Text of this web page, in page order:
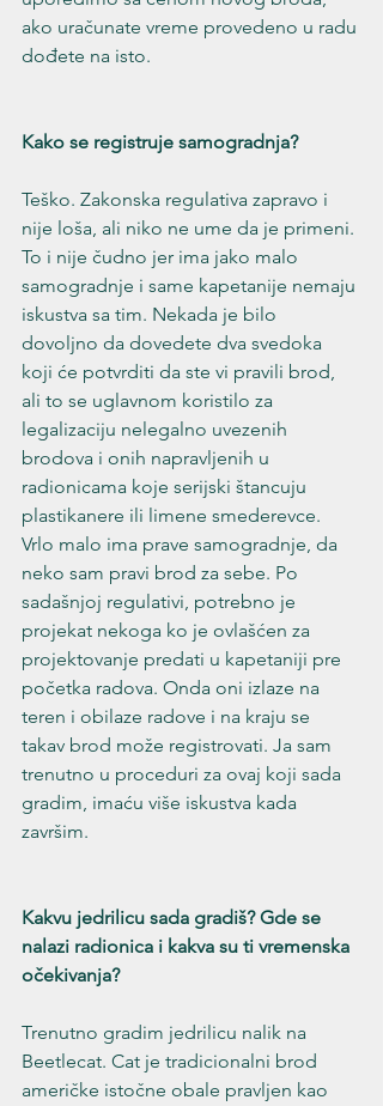
ako uračunate vreme provedeno u radu
dođete na isto.
Kako se registruje samogradnja?
Teško. Zakonska regulativa zapravo i
nije loša, ali niko ne ume da je primeni.
To i nije čudno jer ima jako malo
samogradnje i same kapetanije nemaju
iskustva sa tim. Nekada je bilo
dovoljno da dovedete dva svedoka
koji će potvrditi da ste vi pravili brod,
ali to se uglavnom koristilo za
legalizaciju nelegalno uvezenih
brodova i onih napravljenih u
radionicama koje serijski štancuju
plastikanere ili limene smederevce.
Vrlo malo ima prave samogradnje, da
neko sam pravi brod za sebe. Po
sadašnjoj regulativi, potrebno je
projekat nekoga ko je ovlašćen za
projektovanje predati u kapetaniji pre
početka radova. Onda oni izlaze na
teren i obilaze radove i na kraju se
takav brod može registrovati. Ja sam
trenutno u proceduri za ovaj koji sada
gradim, imaću više iskustva kada
završim.
Kakvu jedrilicu sada gradiš? Gde se
nalazi radionica i kakva su ti vremenska
očekivanja?
Trenutno gradim jedrilicu nalik na
Beetlecat. Cat je tradicionalni brod
američke istočne obale pravljen kao